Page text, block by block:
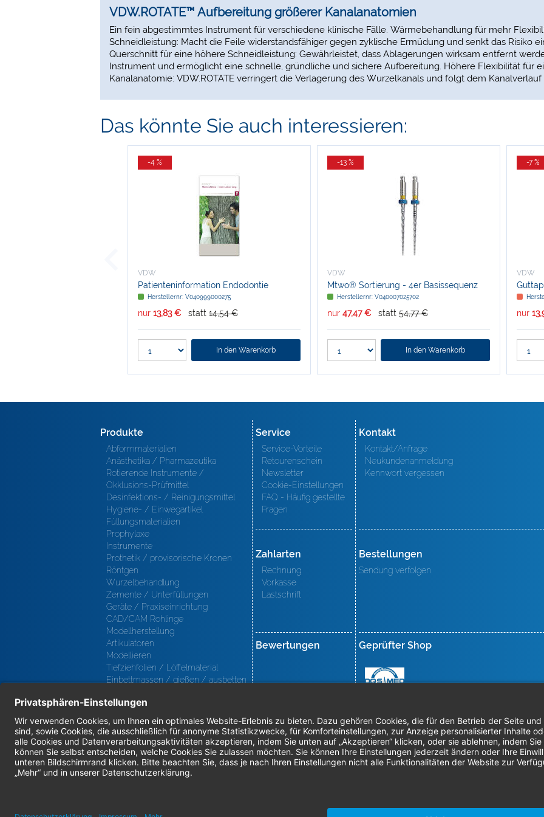
VDW.ROTATE™ Aufbereitung größerer Kanalanatomien
Ein fein abgestimmtes Instrument für verschiedene klinische Fälle. Wärmebehandlung für mehr
Schneidleistung: Macht die Feile widerstandsfähiger gegen zyklische Ermüdung und senkt das Risiko
Querschnitt für eine höhere Schneidleistung: Gewährleistet, dass Ablagerungen wirksam entfernt
Instrument und ermöglicht eine schnelle, gründliche und sichere Aufbereitung. Höhere Flexibilität für
Kanalanatomie: VDW.ROTATE verringert die Verlagerung des Wurzelkanals und folgt dem Kanalverlauf
Das könnte Sie auch interessieren:
-4 %
VDW
Patienteninformation Endodontie
Herstellernr: V040999000275
nur 13,83 € statt 14,54 €
In den Warenkorb
-13 %
VDW
Mtwo® Sortierung - 4er Basissequenz
Herstellernr: V040007025702
nur 47,47 € statt 54,77 €
In den Warenkorb
-7 %
VDW
nur
Produkte
Abformmaterialien
Anästhetika / Pharmazeutika
Rotierende Instrumente /
Okklusions-Prüfmittel
Desinfektions- / Reinigungsmittel
Hygiene- / Einwegartikel
Füllungsmaterialien
Prophylaxe
Instrumente
Prothetik / provisorische Kronen
Röntgen
Wurzelbehandlung
Zemente / Unterfüllungen
Geräte / Praxiseinrichtung
CAD/CAM Rohlinge
Modellherstellung
Artikulatoren
Modellieren
Tiefziehfolien / Löffelmaterial
Einbettmassen / gießen / ausbetten
Oberfl ächenbearbeitung
Keramik
Verblendmaterialien
Instrumente
Kieferorthopädie / Klammerdrähte
Verschiedenes (Labor)
Service
Service-Vorteile
Retourenschein
Newsletter
Cookie-Einstellungen
FAQ - Häufig gestellte
Fragen
Zahlarten
Rechnung
Vorkasse
Lastschrift
Bewertungen
Kontakt
Kontakt/Anfrage
Neukundenanmeldung
Kennwort vergessen
Bestellungen
Sendung verfolgen
Geprüfter Shop